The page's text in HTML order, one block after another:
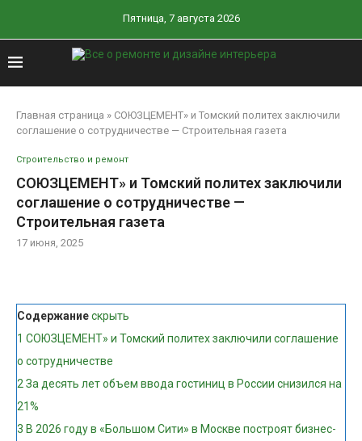
Пятница, 7 августа 2026
Главная страница » СОЮЗЦЕМЕНТ» и Томский политех заключили
соглашение о сотрудничестве — Строительная газета
Строительство и ремонт
СОЮЗЦЕМЕНТ» и Томский политех заключили
соглашение о сотрудничестве —
Строительная газета
17 июня, 2025
Содержаниескрыть
1 СОЮЗЦЕМЕНТ» и Томский политех заключили соглашение
о сотрудничестве
2 За десять лет объем ввода гостиниц в России снизился на
21%
3 В 2026 году в «Большом Сити» в Москве построят бизнес-